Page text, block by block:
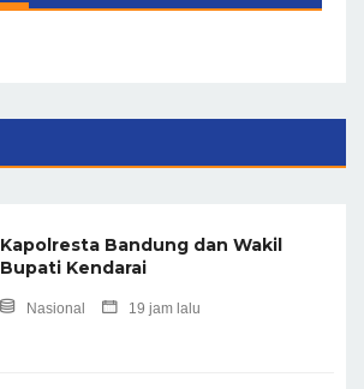
Kapolresta Bandung dan Wakil
Bupati Kendarai
Nasional 19 jam lalu